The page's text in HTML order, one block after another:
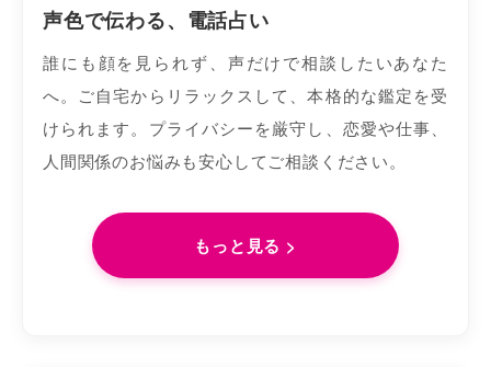
声色で伝わる、電話占い
誰にも顔を見られず、声だけで相談したいあなた
へ。ご自宅からリラックスして、本格的な鑑定を受
けられます。プライバシーを厳守し、恋愛や仕事、
人間関係のお悩みも安心してご相談ください。
もっと見る >